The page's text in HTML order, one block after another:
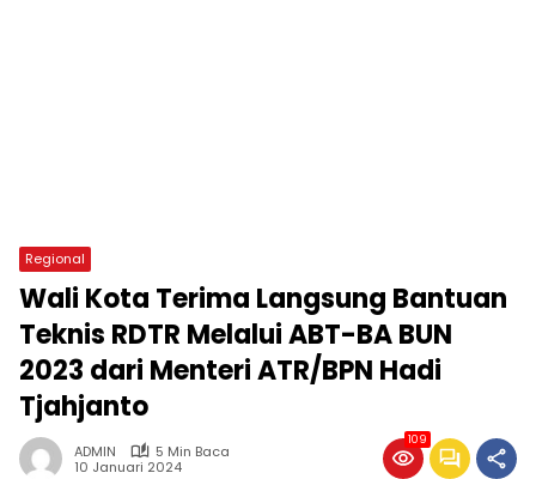
Regional
Wali Kota Terima Langsung Bantuan
Teknis RDTR Melalui ABT-BA BUN
2023 dari Menteri ATR/BPN Hadi
Tjahjanto
ADMIN
5 Min Baca
10 Januari 2024
109